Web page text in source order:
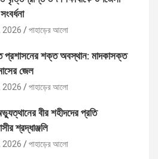
2026 পাহাড়ের আলো
প্রশাসনের শক্ত অবস্থান: মাদকাসক্ত
জেল
2026 পাহাড়ের আলো
বীর শহীদদের প্রতি
শ্রদ্ধাঞ্জলি
2026 পাহাড়ের আলো